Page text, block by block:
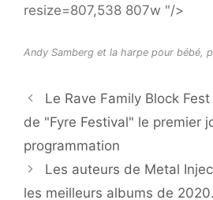
resize=807,538 807w "/>
Andy Samberg et la harpe pour bébé,
Le Rave Family Block
de "Fyre Festival" le premier
programmation
Les auteurs de Metal
les meilleurs albums de